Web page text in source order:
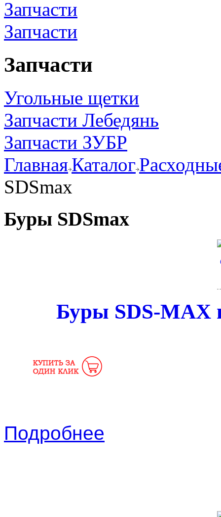
Запчасти
Запчасти
Угольные щетки
Запчасти Лебедянь
Запчасти ЗУБР
ГлавнаяКаталог
SDSmax
Буры SDSmax
Буры SDS-MAX
Подробнее